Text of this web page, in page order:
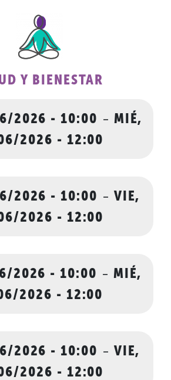
Y BIENESTAR
2026 - 10:00 - MIÉ,
2026 - 12:00
2026 - 10:00 - VIE,
2026 - 12:00
2026 - 10:00 - MIÉ,
2026 - 12:00
2026 - 10:00 - VIE,
2026 - 12:00